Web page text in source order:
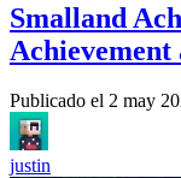
Smalland
Publicado el 2 may
justin